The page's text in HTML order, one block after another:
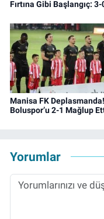
Fırtına Gibi Başlangıç: 3-
Manisa FK Deplasmanda!
Boluspor’u 2-1 Mağlup
Yorumlar